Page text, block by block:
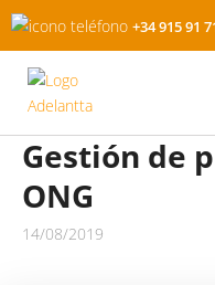
+34 915 91
Gestión de
ONG
14/08/2019